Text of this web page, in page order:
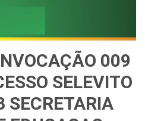
009
SELEVITO
SECRETARIA